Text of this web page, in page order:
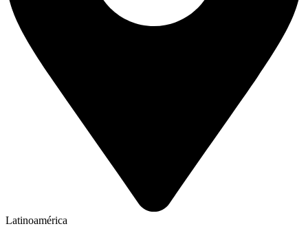
Latinoamérica